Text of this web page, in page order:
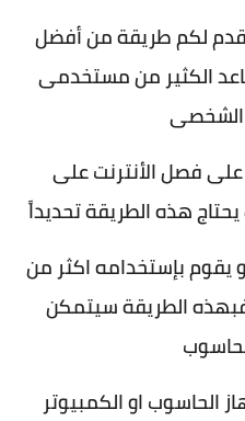
لكم طريقة من أفضل
الكثير من مستخدمى
الشخصى
فصل الأنترنت على
هذه الطريقة تحديداً
بإستخدامه اكثر من
الطريقة سيتمكن
الحاسوب او الكمبيوتر